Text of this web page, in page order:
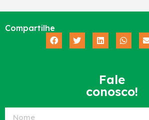
Compartilhe
Fale
conosco!